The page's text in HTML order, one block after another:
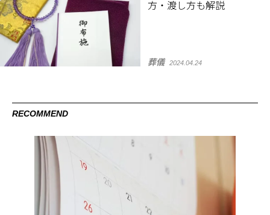
方・渡し方も解説
葬儀 2024.04.24
RECOMMEND